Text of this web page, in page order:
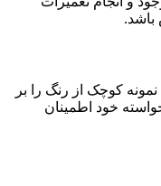
کوچک از رنگ را بر
خود اطمینان